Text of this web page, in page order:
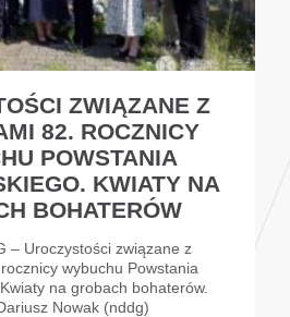
ZWIĄZANE Z
82. ROCZNICY
POWSTANIA
KWIATY NA
BOHATERÓW
– Uroczystości związane z
wybuchu Powstania
na grobach bohaterów.
Nowak (nddg)